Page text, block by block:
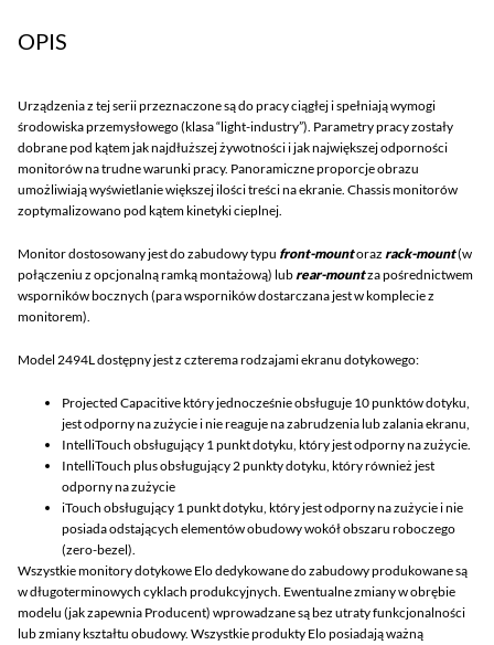
OPIS
Urządzenia z tej serii przeznaczone są do pracy ciągłej i spełniają wymogi
środowiska przemysłowego (klasa “light-industry”). Parametry pracy zostały
dobrane pod kątem jak najdłuższej żywotności i jak największej odporności
monitorów na trudne warunki pracy. Panoramiczne proporcje obrazu
umożliwiają wyświetlanie większej ilości treści na ekranie. Chassis monitorów
zoptymalizowano pod kątem kinetyki cieplnej.
Monitor dostosowany jest do zabudowy typu front-mountoraz rack-mount(w
połączeniu z opcjonalną ramką montażową) lubrear-mountza pośrednictwem
wsporników bocznych (para wsporników dostarczana jest w komplecie z
monitorem).
Model 2494L dostępny jest z czterema rodzajami ekranu dotykowego:
Projected Capacitive który jednocześnie obsługuje 10 punktów dotyku,
jest odporny na zużycie i nie reaguje na zabrudzenia lub zalania ekranu,
IntelliTouch obsługujący 1 punkt dotyku, który jest odporny na zużycie.
IntelliTouch plus obsługujący 2 punkty dotyku, który również jest
odporny na zużycie
iTouch obsługujący 1 punkt dotyku, który jest odporny na zużycie i nie
posiada odstających elementów obudowy wokół obszaru roboczego
(zero-bezel).
Wszystkie monitory dotykowe Elo dedykowane do zabudowy produkowane są
w długoterminowych cyklach produkcyjnych. Ewentualne zmiany w obrębie
modelu (jak zapewnia Producent) wprowadzane są bez utraty funkcjonalności
lub zmiany kształtu obudowy. Wszystkie produkty Elo posiadają ważną